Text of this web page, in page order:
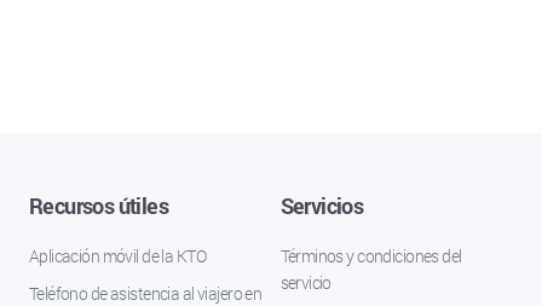
Recursos útiles
Aplicación móvil de la KTO
Teléfono de asistencia al viajero en
Servicios
Términos y condiciones del
servicio